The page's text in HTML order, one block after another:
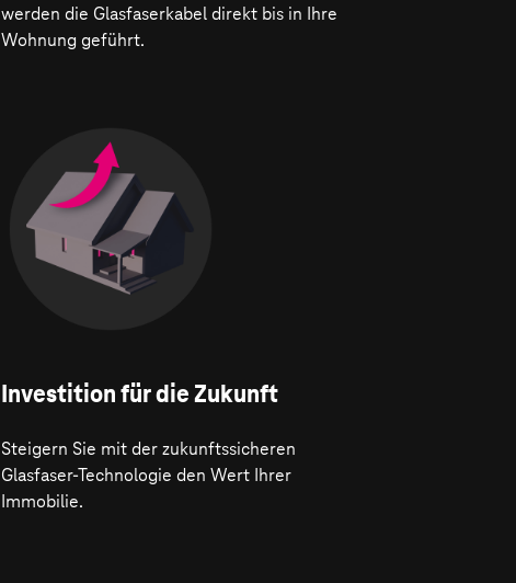
werden die Glasfaserkabel direkt bis in Ihre
Wohnung geführt.
Investition für die Zukunft
Steigern Sie mit der zukunftssicheren
Glasfaser-Technologie den Wert Ihrer
Immobilie.